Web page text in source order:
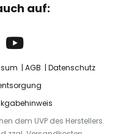
auf:
AGB
Datenschutz
dem UVP des Herstellers.